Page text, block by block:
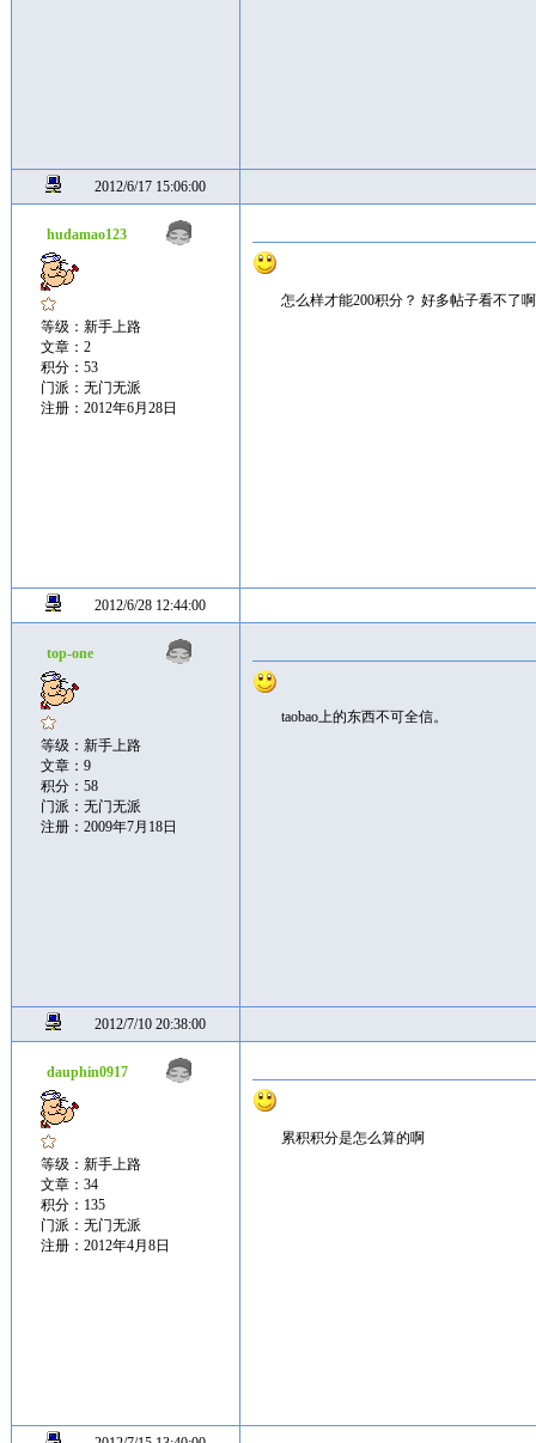
2012/6/17 15:06:00
hudamao123
等级：新手上路
文章：2
积分：53
门派：无门无派
注册：2012年6月28日
怎么样才能200积分？ 好多帖子看不了
2012/6/28 12:44:00
top-one
等级：新手上路
文章：9
积分：58
门派：无门无派
注册：2009年7月18日
taobao上的东西不可全信。
2012/7/10 20:38:00
dauphin0917
等级：新手上路
文章：34
积分：135
门派：无门无派
注册：2012年4月8日
累积积分是怎么算的啊